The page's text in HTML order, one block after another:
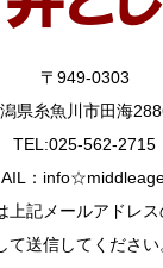
〒949-0303
県糸魚川市田海
TEL:025-562-2715
：
上記メールアドレ
て送信してください